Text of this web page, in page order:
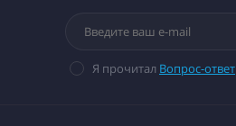
Я прочитал Вопрос-ответ